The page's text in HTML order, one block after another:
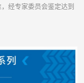
经专家委员会鉴定达到